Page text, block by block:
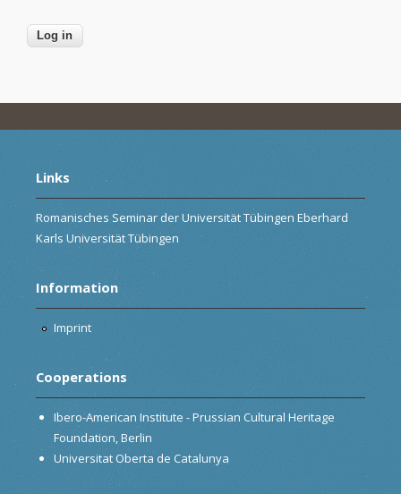
Links
Romanisches Seminar der Universität Tübingen Eberhard
Karls Universität Tübingen
Information
Imprint
Cooperations
Ibero-American Institute - Prussian Cultural Heritage
Foundation, Berlin
Universitat Oberta de Catalunya